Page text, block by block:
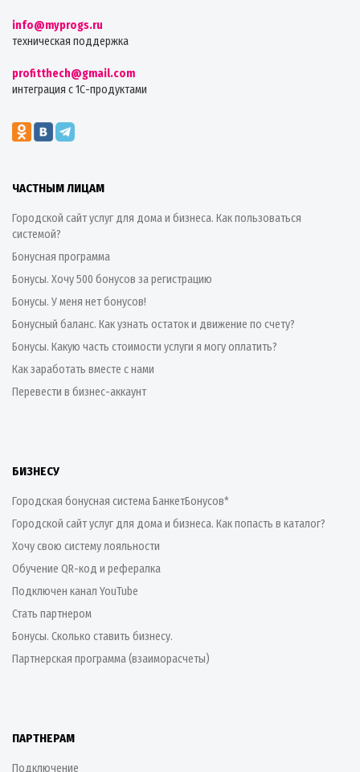
info@myprogs.ru
техническая поддержка
profitthech@gmail.com
интеграция с 1С-продуктами
ЧАСТНЫМ ЛИЦАМ
Городской сайт услуг для дома и бизнеса. Как пользоваться
системой?
Бонусная программа
Бонусы. Хочу 500 бонусов за регистрацию
Бонусы. У меня нет бонусов!
Бонусный баланс. Как узнать остаток и движение по счету?
Бонусы. Какую часть стоимости услуги я могу оплатить?
Как заработать вместе с нами
Перевести в бизнес-аккаунт
БИЗНЕСУ
Городская бонусная система БанкетБонусов*
Городской сайт услуг для дома и бизнеса. Как попасть в каталог?
Хочу свою систему лояльности
Обучение QR-код и рефералка
Подключен канал YouTube
Стать партнером
Бонусы. Сколько ставить бизнесу.
Партнерская программа (взаиморасчеты)
ПАРТНЕРАМ
Подключение